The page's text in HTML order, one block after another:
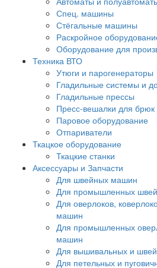
Спец. машины
Стёгальные машины
Раскройное
Оборудование для
Техника ВТО
Утюги и парогенераторы
Гладильные системы и
Гладильные прессы
Пресс-вешалки для брюк
Паровое оборудование
Отпариватели
Ткацкое оборудование
Ткацкие станки
Аксессуары и Запчасти
Для швейных машин
Для промышленных
Для оверлоков,
машин
Для промышленных
машин
Для вышивальных и
Для петельных и